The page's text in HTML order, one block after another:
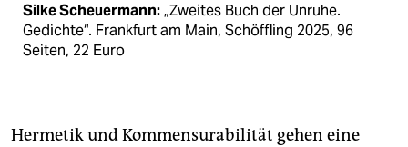
Silke Scheuermann:„Zweites Buch der Unruhe.
Gedichte“. Frankfurt am Main, Schöffling 2025, 96
Seiten, 22 Euro
Hermetik und Kommensurabilität gehen eine